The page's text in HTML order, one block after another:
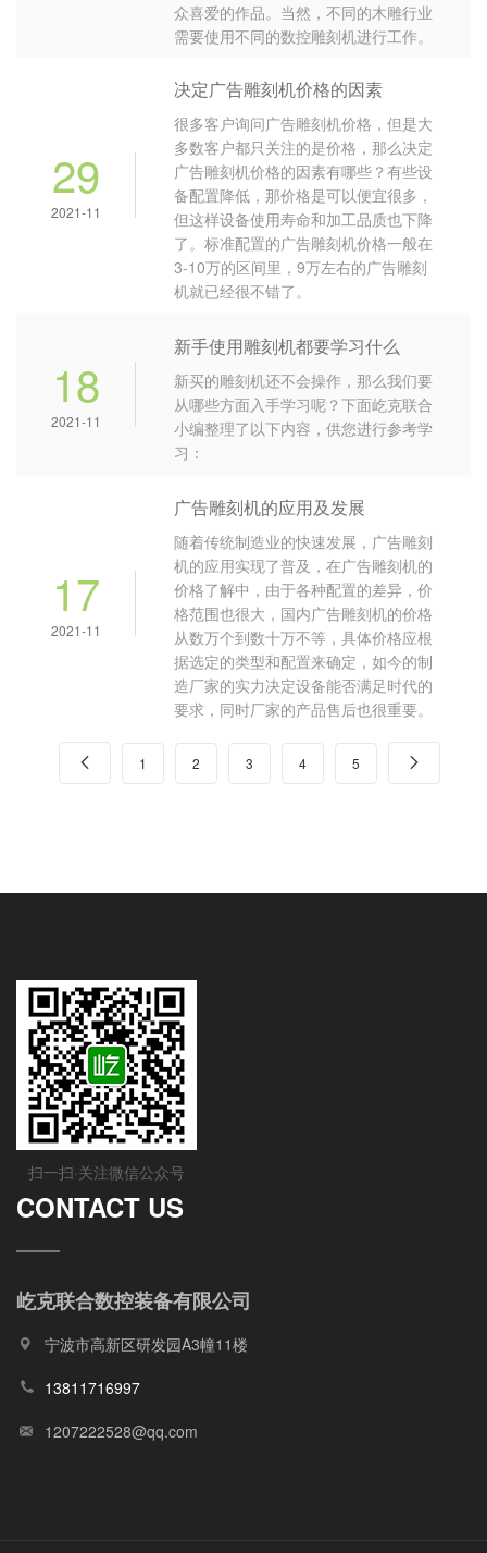
众喜爱的作品。当然，不同的木雕行业
需要使用不同的数控雕刻机进行工作。
29
2021-11
决定广告雕刻机价格的因素
很多客户询问广告雕刻机价格，但是大
多数客户都只关注的是价格，那么决定
广告雕刻机价格的因素有哪些？有些设
备配置降低，那价格是可以便宜很多，
但这样设备使用寿命和加工品质也下降
了。标准配置的广告雕刻机价格一般在
3-10万的区间里，9万左右的广告雕刻
机就已经很不错了。
18
2021-11
新手使用雕刻机都要学习什么
新买的雕刻机还不会操作，那么我们要
从哪些方面入手学习呢？下面屹克联合
小编整理了以下内容，供您进行参考学
习：
17
2021-11
广告雕刻机的应用及发展
随着传统制造业的快速发展，广告雕刻
机的应用实现了普及，在广告雕刻机的
价格了解中，由于各种配置的差异，价
格范围也很大，国内广告雕刻机的价格
从数万个到数十万不等，具体价格应根
据选定的类型和配置来确定，如今的制
造厂家的实力决定设备能否满足时代的
要求，同时厂家的产品售后也很重要。
 1 2 3 4 5 
扫一扫·关注微信公众号
CONTACT US
屹克联合数控装备有限公司
宁波市高新区研发园A3幢11楼
13811716997
1207222528@qq.com